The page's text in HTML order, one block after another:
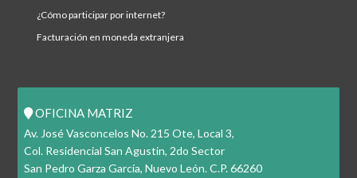
¿cómo participar por internet?
facturación en moneda extranjera
OFICINA MATRIZ
Av. José Vasconcelos No. 215 Ote, Local 3,
Col. Residencial San Agustin, 2do Sector
San Pedro Garza García, Nuevo León. C.P. 66260